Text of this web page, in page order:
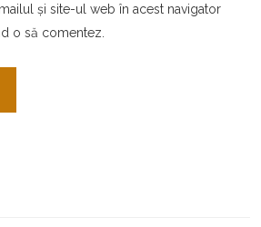
și site-ul web în acest navigator
o să comentez.